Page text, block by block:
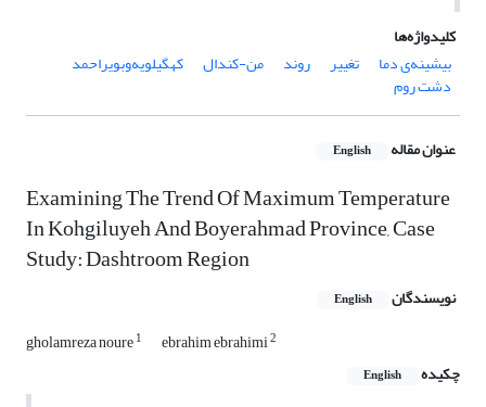
کلیدواژه‌ها
بیشینه‌ی دما
تغییر روند من-کندال کهگیلویه‌و‌بویراحمد
دشت روم
عنوان مقاله English
Examining The Trend Of Maximum Temperature
In Kohgiluyeh And Boyerahmad Province, Case
Study: Dashtroom Region
نویسندگان English
gholamreza noure1 ebrahim ebrahimi2
چکیده English